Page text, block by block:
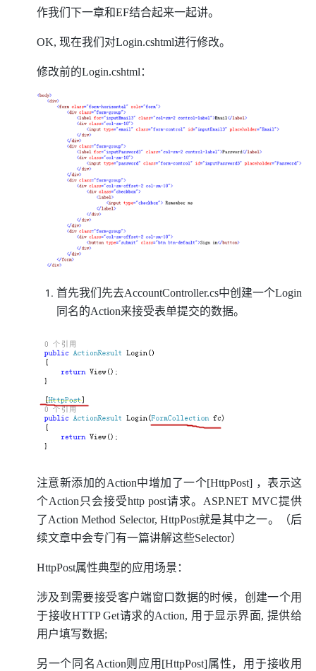
作我们下一章和EF结合起来一起讲。
OK, 现在我们对Login.cshtml进行修改。
修改前的Login.cshtml：
首先我们先去AccountController.cs中创建一个Login
同名的Action来接受表单提交的数据。
注意新添加的Action中增加了一个[HttpPost] ，表示这
个Action只会接受http post请求。ASP.NET MVC提供
了Action Method Selector, HttpPost就是其中之一。（后
续文章中会专门有一篇讲解这些Selector）
HttpPost属性典型的应用场景：
涉及到需要接受客户端窗口数据的时候，创建一个用
于接收HTTP Get请求的Action, 用于显示界面, 提供给
用户填写数据;
另一个同名Action则应用[HttpPost]属性，用于接收用